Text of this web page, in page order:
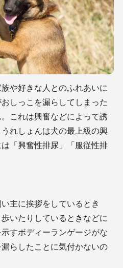
や好きな人とのふれあいに
しっこを漏らしてしまった
これは興奮などによって誘
れしょんは犬の最上級の興
「興奮性排尿」「服従性排
主に挨拶をしているとき
いたりしているときなどに
すボディーランゲージがな
らしたことに気付かないの